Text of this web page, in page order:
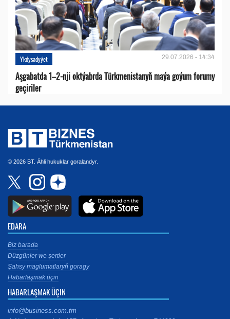
Ykdysadyýet 29.07.2026 - 14:34
Aşgabatda 1–2-nji oktýabrda Türkmenistanyň maýa goýum forumy
geçiriler
© 2026 BT. Ähli hukuklar goralandyr.
EDARA
Biz barada
Düzgünler we şertler
Şahsy maglumatlaryň goragy
Habarlaşmak üçin
HABARLAŞMAK ÜÇIN
info@business.com.tm